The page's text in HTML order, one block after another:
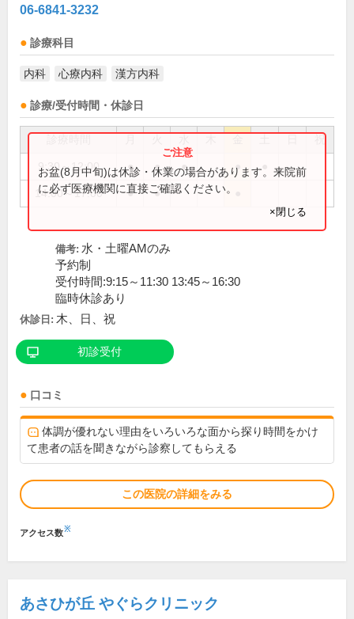
06-6841-3232
診療科目
内科 心療内科 漢方内科
診療/受付時間・休診日
祝
9:30～12:00 ● ● ● ●
14:00～17:00 ● ●
お盆(8月中旬)は休診・休業の場合があります。来院前
に必ず医療機関に直接ご確認ください。
×閉じる
備考: 水・土曜AMのみ
予約制
受付時間:9:15～11:30 13:45～16:30
臨時休診あり
休診日: 木、日、祝
初診受付
口コミ
体調が優れない理由をいろいろな面から探り時間をかけ
て患者の話を聞きながら診察してもらえる
この医院の詳細をみる
アクセス数※
あさひが丘 やぐらクリニック